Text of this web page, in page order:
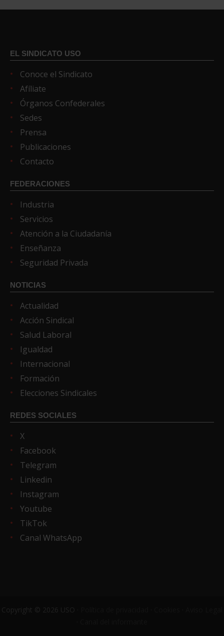
EL SINDICATO USO
Conoce el Sindicato
Afíliate
Órganos Confederales
Sedes
Prensa
Publicaciones
Contacto
FEDERACIONES
Industria
Servicios
Atención a la Ciudadanía
Enseñanza
Seguridad Privada
NOTICIAS
Actualidad
Acción Sindical
Salud Laboral
Igualdad
Internacional
Formación
Elecciones Sindicales
REDES SOCIALES
X
Facebook
Telegram
Linkedin
Instagram
Youtube
TikTok
Canal WhatsApp
Copyright © 2026 USO ·